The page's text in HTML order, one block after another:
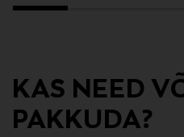
Valmistaja tootenumber
30209369
KAS NEED
PAKKUDA?